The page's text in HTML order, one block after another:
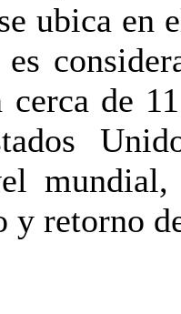
ubica en
de
y retorno